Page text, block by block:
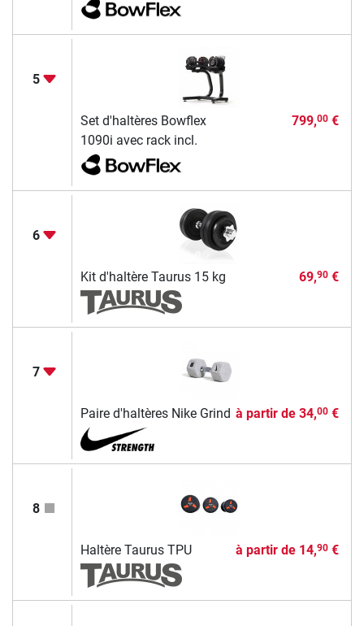
5
Set d'haltères Bowflex
1090i avec rack incl.
799,00€
6
Kit d'haltère Taurus 15 kg 69,90€
7
Paire d'haltères Nike Grind à partir de 34,00€
8
Haltère Taurus TPU à partir de 14,90€